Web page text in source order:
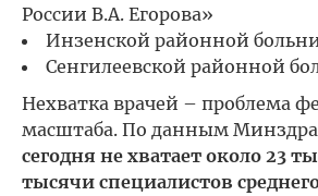
России В.А. Егорова»
Инзенской районной
Сенгилеевской районной
Нехватка врачей – проблема
масштаба. По данным
сегодня не хватает около 23
тысячи специалистов